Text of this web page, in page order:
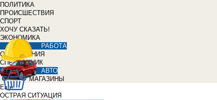
ПОЛИТИКА
ПРОИСШЕСТВИЯ
СПОРТ
ХОЧУ СКАЗАТЬ!
ЭКОНОМИКА
РАБОТА
ОБЪЯВЛЕНИЯ
СПРАВОЧНИК
АВТО
МАГАЗИНЫ
Еще
ОСТРАЯ СИТУАЦИЯ